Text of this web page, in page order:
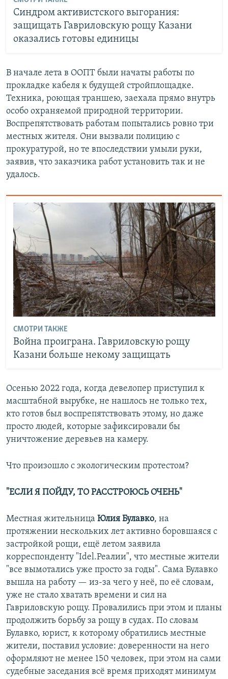
Синдром активистского выгорания:
защищать Гавриловскую рощу Казани
оказались готовы единицы
В начале лета в ООПТ были начаты работы по
прокладке кабеля к будущей стройплощадке.
Техника, роющая траншею, заехала прямо внутрь
особо охраняемой природной территории.
Воспрепятствовать работам попытались ровно три
местных жителя. Они вызвали полицию с
прокуратурой, но те впоследствии умыли руки,
заявив, что заказчика работ установить так и не
удалось.
СМОТРИ ТАКЖЕ
Война проиграна. Гавриловскую рощу
Казани больше некому защищать
Осенью 2022 года, когда девелопер приступил к
масштабной вырубке, не нашлось не только тех,
кто готов был воспрепятствовать этому, но даже
просто людей, которые зафиксировали бы
уничтожение деревьев на камеру.
Что произошло с экологическим протестом?
"ЕСЛИ Я ПОЙДУ, ТО РАССТРОЮСЬ ОЧЕНЬ"
Местная жительница Юлия Булавко, на
протяжении нескольких лет активно боровшаяся с
застройкой рощи, ещё летом заявила
корреспонденту "Idel.Реалии", что местные жители
"все вымотались уже просто за годы". Сама Булавко
вышла на работу — из-за чего у неё, по её словам,
уже не стало хватать времени и сил на
Гавриловскую рощу. Провалились при этом и планы
продолжить борьбу за рощу в судах. По словам
Булавко, юрист, к которому обратились местные
жители, поставил условие: доверенности на него
оформляют не менее 150 человек, при этом на сами
судебные заседания всё время приходят минимум